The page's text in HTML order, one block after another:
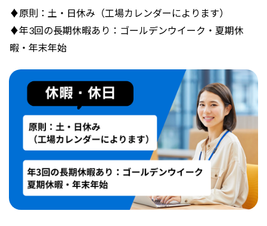
♦原則：土・日休み（工場カレンダーによります）
♦年3回の長期休暇あり：ゴールデンウイーク・夏期休
暇・年末年始